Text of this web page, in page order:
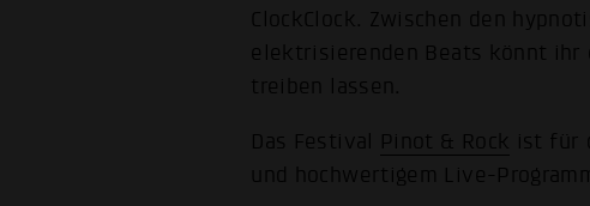
ClockClock. Zwischen den
elektrisierenden Beats könnt ihr
treiben lassen.
Das Festival Pinot & Rock ist für
und hochwertigem Live-